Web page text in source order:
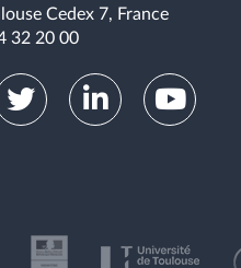
Cedex 7, France
32 20 00